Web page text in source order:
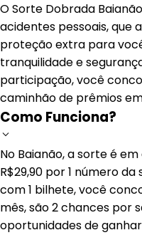
O Sorte Dobrada
acidentes pessoais, que
proteção extra para
tranquilidade e
participação, você
caminhão de prêmios
Como Funciona?
No Baianão, a sorte é
R$29,90 por 1 número
com 1 bilhete, você
mês, são 2 chances por
oportunidades de